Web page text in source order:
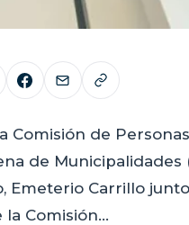
Comisión de
de Municipalidades
Emeterio Carrillo
Comisión…